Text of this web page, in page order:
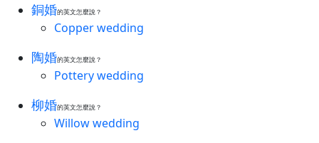
銅婚的英文怎麼說？
Copper wedding
陶婚的英文怎麼說？
Pottery wedding
柳婚的英文怎麼說？
Willow wedding